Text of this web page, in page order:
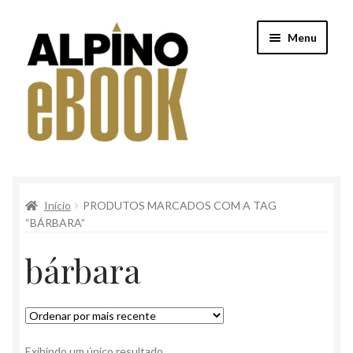
Pular
para
navegação
Pular
para
o
conteúdo
Menu
Alpino
Finalização de compra
Início
PRODUTOS MARCADOS COM A TAG
“BÁRBARA”
bárbara